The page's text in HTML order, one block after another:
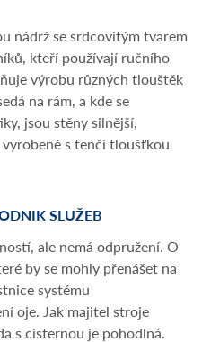
nádrž se srdcovitým tvarem
kteří používají ručního
výrobu různých tlouštěk
na rám, a kde se
jsou stěny silnější,
s tenčí tloušťkou
SLUŽEB
ale nemá odpružení. O
by se mohly přenášet na
systému
oje. Jak majitel stroje
s cisternou je pohodlná.